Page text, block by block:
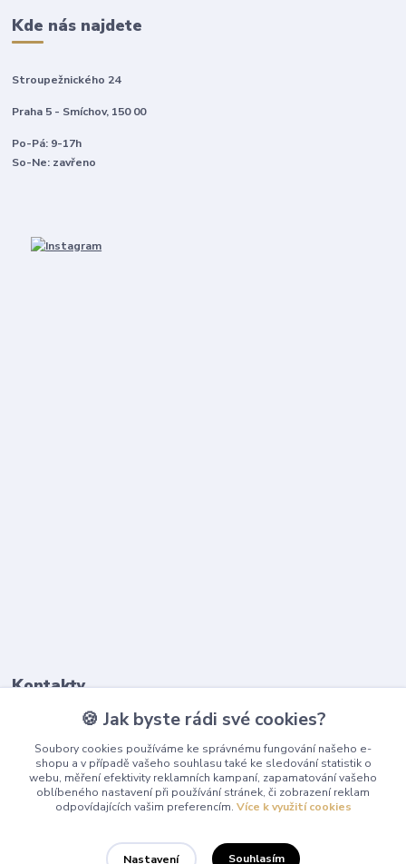
Kde nás najdete
Stroupežnického 24
Praha 5 - Smíchov, 150 00
Po-Pá: 9-17h
So-Ne: zavřeno
Kontakty
(Po-Pá, 9-17 hod.)
info@playcentrum.cz
🍪 Jak byste rádi své cookies?
Soubory cookies používáme ke správnému fungování našeho e-
shopu a v případě vašeho souhlasu také ke sledování statistik o
webu, měření efektivity reklamních kampaní, zapamatování vašeho
oblíbeného nastavení při používání stránek, či zobrazení reklam
odpovídajících vašim preferencím. Více k využití cookies
Nastavení Souhlasím